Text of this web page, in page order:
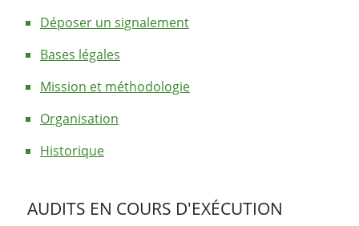
Déposer un signalement
Bases légales
Mission et méthodologie
Organisation
Historique
AUDITS EN COURS D'EXÉCUTION